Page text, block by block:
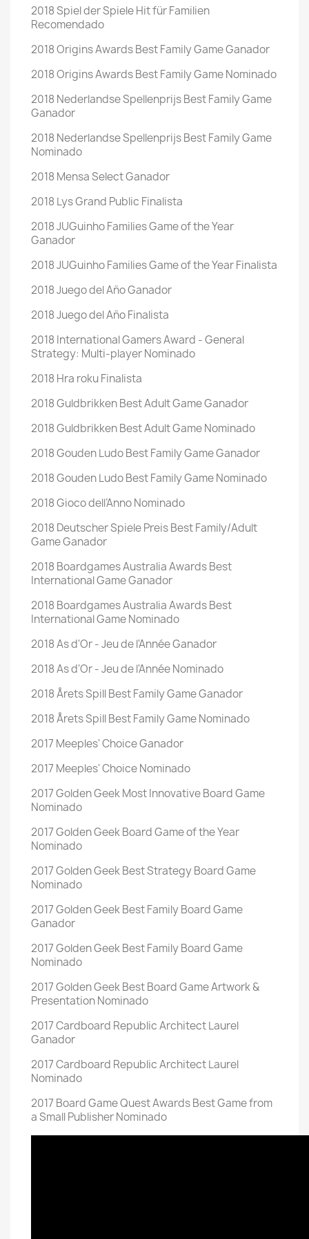
2018 Spiel der Spiele Hit für Familien
Recomendado
2018 Origins Awards Best Family Game Ganador
2018 Origins Awards Best Family Game Nominado
2018 Nederlandse Spellenprijs Best Family Game
Ganador
2018 Nederlandse Spellenprijs Best Family Game
Nominado
2018 Mensa Select Ganador
2018 Lys Grand Public Finalista
2018 JUGuinho Families Game of the Year
Ganador
2018 JUGuinho Families Game of the Year Finalista
2018 Juego del Año Ganador
2018 Juego del Año Finalista
2018 International Gamers Award - General
Strategy: Multi-player Nominado
2018 Hra roku Finalista
2018 Guldbrikken Best Adult Game Ganador
2018 Guldbrikken Best Adult Game Nominado
2018 Gouden Ludo Best Family Game Ganador
2018 Gouden Ludo Best Family Game Nominado
2018 Gioco dell’Anno Nominado
2018 Deutscher Spiele Preis Best Family/Adult
Game Ganador
2018 Boardgames Australia Awards Best
International Game Ganador
2018 Boardgames Australia Awards Best
International Game Nominado
2018 As d'Or - Jeu de l'Année Ganador
2018 As d'Or - Jeu de l'Année Nominado
2018 Årets Spill Best Family Game Ganador
2018 Årets Spill Best Family Game Nominado
2017 Meeples' Choice Ganador
2017 Meeples' Choice Nominado
2017 Golden Geek Most Innovative Board Game
Nominado
2017 Golden Geek Board Game of the Year
Nominado
2017 Golden Geek Best Strategy Board Game
Nominado
2017 Golden Geek Best Family Board Game
Ganador
2017 Golden Geek Best Family Board Game
Nominado
2017 Golden Geek Best Board Game Artwork &
Presentation Nominado
2017 Cardboard Republic Architect Laurel
Ganador
2017 Cardboard Republic Architect Laurel
Nominado
2017 Board Game Quest Awards Best Game from
a Small Publisher Nominado